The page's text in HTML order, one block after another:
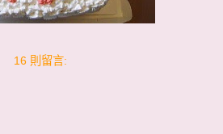
16 則留言: